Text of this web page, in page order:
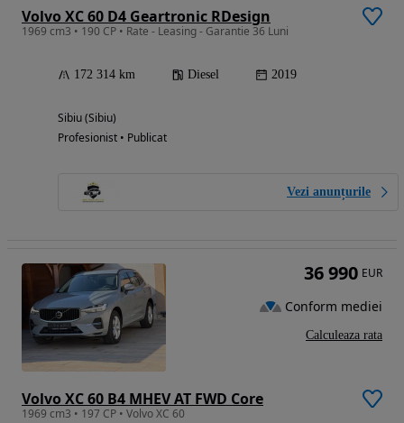
Volvo XC 60 D4 Geartronic RDesign
1969 cm3 • 190 CP • Rate - Leasing - Garantie 36 Luni
172 314 km Diesel 2019
Sibiu (Sibiu)
Profesionist • Publicat
Vezi anunțurile
Volvo XC 60 B4 MHEV AT FWD Core
1969 cm3 • 197 CP • Volvo XC 60
36 990 EUR
Conform mediei
Calculeaza rata